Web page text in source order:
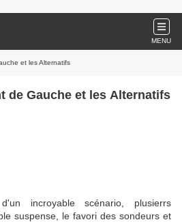
MENU
et les Alternatifs
de Gauche et les Alternatifs
incroyable scénario, plusierrs
suspense, le favori des sondeurs et